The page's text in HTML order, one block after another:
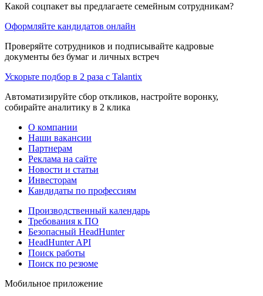
Какой соцпакет вы предлагаете семейным сотрудникам?
Оформляйте кандидатов онлайн
Проверяйте сотрудников и подписывайте кадровые
документы без бумаг и личных встреч
Ускорьте подбор в 2 раза с Talantix
Автоматизируйте сбор откликов, настройте воронку,
собирайте аналитику в 2 клика
О компании
Наши вакансии
Партнерам
Реклама на сайте
Новости и статьи
Инвесторам
Кандидаты по профессиям
Производственный календарь
Требования к ПО
Безопасный HeadHunter
HeadHunter API
Поиск работы
Поиск по резюме
Мобильное приложение